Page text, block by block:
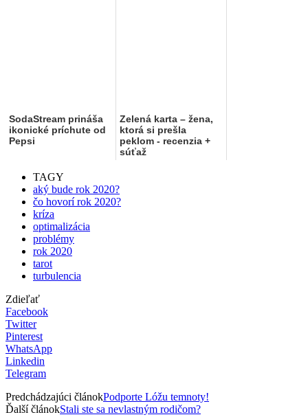
SodaStream prináša
ikonické príchute od
Pepsi
Zelená karta – žena,
ktorá si prešla
peklom - recenzia +
súťaž
TAGY
aký bude rok 2020?
čo hovorí rok 2020?
kríza
optimalizácia
problémy
rok 2020
tarot
turbulencia
Zdieľať
Facebook
Twitter
Pinterest
WhatsApp
Linkedin
Telegram
Predchádzajúci článokPodporte Lóžu temnoty!
Ďalší článokStali ste sa nevlastným rodičom?